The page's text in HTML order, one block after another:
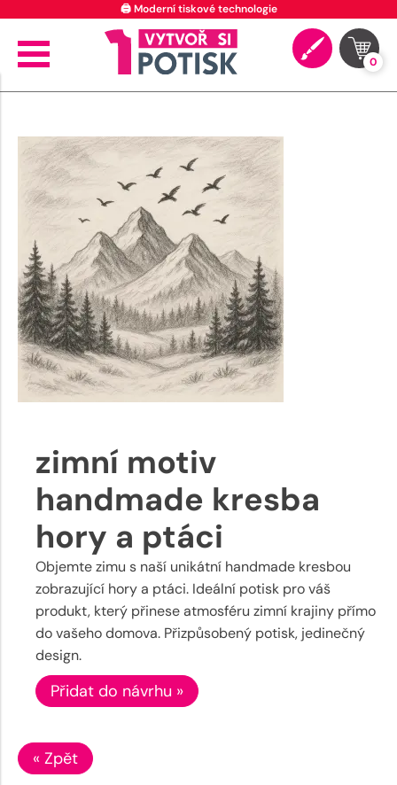
🖨️ Moderní tiskové technologie
0
zimní motiv
handmade kresba
hory a ptáci
Objemte zimu s naší unikátní handmade kresbou
zobrazující hory a ptáci. Ideální potisk pro váš
produkt, který přinese atmosféru zimní krajiny přímo
do vašeho domova. Přizpůsobený potisk, jedinečný
design.
Přidat do návrhu »
« Zpět